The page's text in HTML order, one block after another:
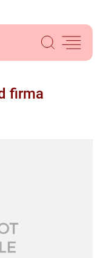
firma